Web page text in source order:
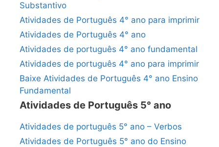
Substantivo
Atividades de Português 4° ano para imprimir
Atividades de Português 4° ano
Atividades de português 4° ano fundamental
Atividades de português 4° ano para imprimir
Baixe Atividades de Português 4° ano Ensino
Fundamental
Atividades de Português 5° ano
Atividades de português 5° ano – Verbos
Atividades de Português 5° ano do Ensino